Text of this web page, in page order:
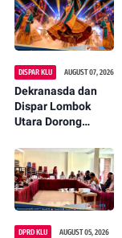
DISPAR KLU AUGUST 07, 2026
Dekranasda dan
Dispar Lombok
Utara Dorong
Lokal Lewat
Fashion Street
2026
DPRD KLU AUGUST 05, 2026